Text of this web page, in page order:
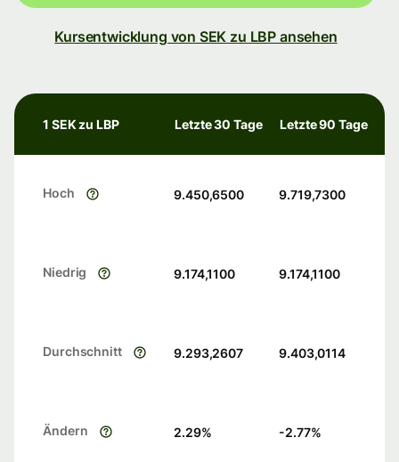
Kursentwicklung von SEK zu LBP ansehen
1 SEK zu LBP Letzte 30 Tage Letzte 90 Tage
Hoch 9.450,6500 9.719,7300
Niedrig 9.174,1100 9.174,1100
Durchschnitt 9.293,2607 9.403,0114
Ändern 2.29% -2.77%